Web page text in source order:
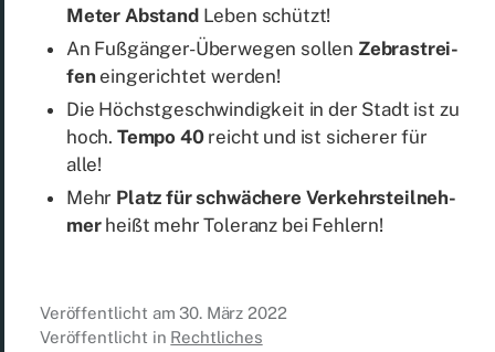
Me­ter Ab­standLe­ben schützt!
An Fuß­gän­ger-Über­we­gen sol­len Ze­bra­strei­
fenein­ge­rich­tet wer­den!
Die Höchst­ge­schwin­dig­keit in der Stadt ist zu
hoch. Tem­po 40reicht und ist si­che­rer für
alle!
Mehr Platz für schwä­che­re Ver­kehrs­teil­neh­
merheißt mehr To­le­ranz bei Feh­lern!
Veröffentlicht am30. März 2022
Veröffentlicht in Rechtliches